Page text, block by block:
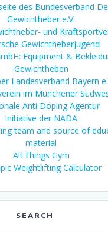
des Bundesverband
Gewichtheber e.V.
und
Gewichtheberjugend
Equipment &
Gewichtheben
Landesverband Bayern
im Münchener
Anti Doping Agentur
Initiative der NADA
team and source of
material
All Things Gym
Weightlifting Calculator
SEARCH